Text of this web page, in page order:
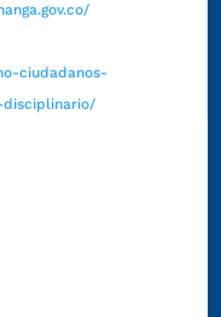
ciudadanos-